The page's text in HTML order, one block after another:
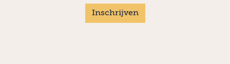
Inschrijven